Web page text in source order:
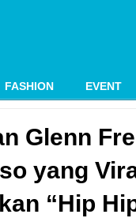
FASHION EVENT
Glenn
yang
“Hip